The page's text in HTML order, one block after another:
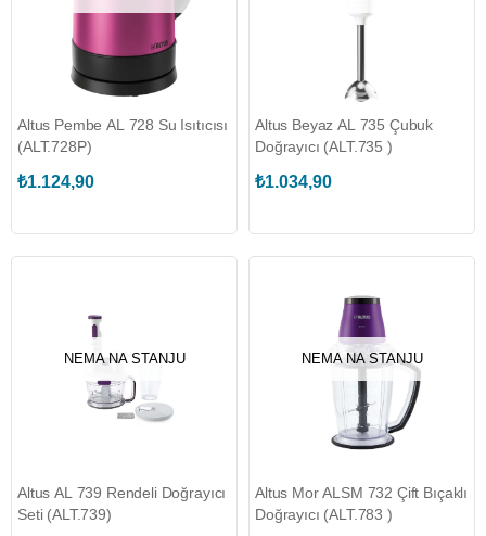
Altus Pembe AL 728 Su Isıtıcısı
(ALT.728P)
₺1.124,90
Altus Beyaz AL 735 Çubuk
Doğrayıcı (ALT.735 )
₺1.034,90
NEMA NA STANJU
Altus AL 739 Rendeli Doğrayıcı
Seti (ALT.739)
NEMA NA STANJU
Altus Mor ALSM 732 Çift Bıçaklı
Doğrayıcı (ALT.783 )